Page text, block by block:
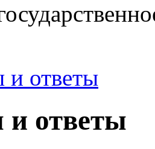
ответы
ответы